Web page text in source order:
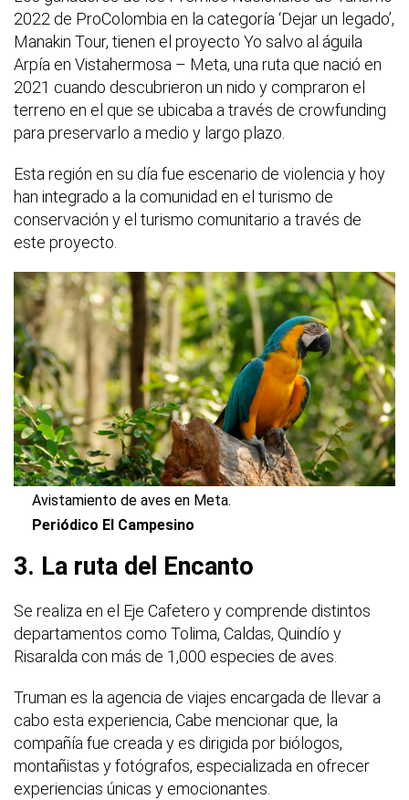
2022 de ProColombia en la categoría ‘Dejar un legado’,
Manakin Tour, tienen el proyecto Yo salvo al águila
Arpía en Vistahermosa – Meta, una ruta que nació en
2021 cuando descubrieron un nido y compraron el
terreno en el que se ubicaba a través de crowfunding
para preservarlo a medio y largo plazo.
Esta región en su día fue escenario de violencia y hoy
han integrado a la comunidad en el turismo de
conservación y el turismo comunitario a través de
este proyecto.
Avistamiento de aves en Meta.
Periódico El Campesino
3. La ruta del Encanto
Se realiza en el Eje Cafetero y comprende distintos
departamentos como Tolima, Caldas, Quindío y
Risaralda con más de 1,000 especies de aves.
Truman es la agencia de viajes encargada de llevar a
cabo esta experiencia, Cabe mencionar que, la
compañía fue creada y es dirigida por biólogos,
montañistas y fotógrafos, especializada en ofrecer
experiencias únicas y emocionantes.